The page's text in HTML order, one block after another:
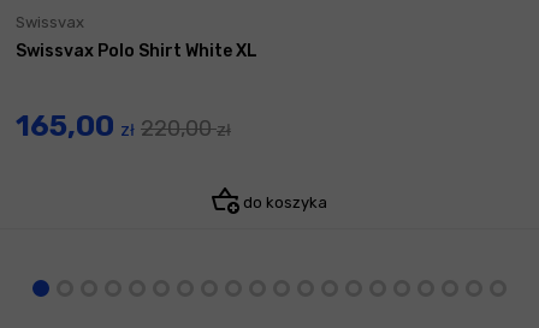
Swissvax
Swissvax Polo Shirt White XL
165,00 zł 220,00zł
do koszyka